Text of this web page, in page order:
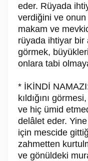
eder. Rüyada
verdiğini ve onun
makam ve
rüyada ihtiyar bir
görmek,
onlara tabi
* İKİNDİ
kıldığını
ve hiç ümid
delâlet eder.
için mescide
zahmetten
ve gönüldeki